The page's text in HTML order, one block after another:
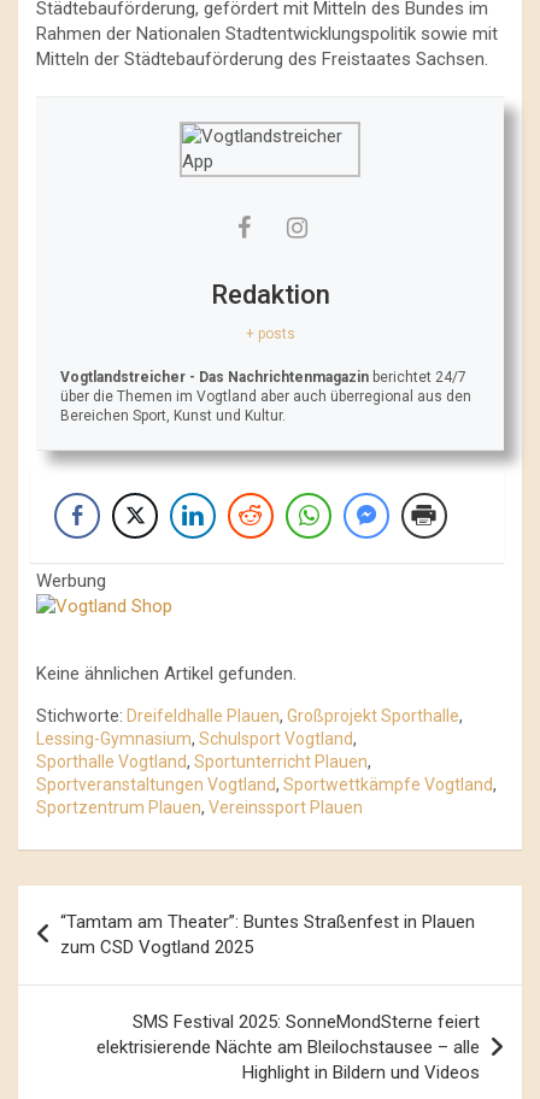
Städtebauförderung, gefördert mit Mitteln des Bundes im
Rahmen der Nationalen Stadtentwicklungspolitik sowie mit
Mitteln der Städtebauförderung des Freistaates Sachsen.
Redaktion
+ posts
Vogtlandstreicher - Das Nachrichtenmagazin berichtet 24/7
über die Themen im Vogtland aber auch überregional aus den
Bereichen Sport, Kunst und Kultur.
Werbung
Keine ähnlichen Artikel gefunden.
Stichworte: Dreifeldhalle Plauen, Großprojekt Sporthalle,
Lessing-Gymnasium, Schulsport Vogtland,
Sporthalle Vogtland, Sportunterricht Plauen,
Sportveranstaltungen Vogtland, Sportwettkämpfe Vogtland,
Sportzentrum Plauen, Vereinssport Plauen
Navigation
“Tamtam am Theater”: Buntes Straßenfest in Plauen
zum CSD Vogtland 2025
SMS Festival 2025: SonneMondSterne feiert
elektrisierende Nächte am Bleilochstausee – alle
Highlight in Bildern und Videos